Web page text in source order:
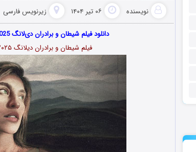
نویسنده ۰۶ تیر ۱۴۰۴ زیرنویس فارسی
دانلود فیلم شیطان و برادران دی‌لانگ The Devil and the Daylong Brothers 2025
فیلم شیطان و برادران دیلانگ ۲۰۲۵ با کیفیت 1080p & 720p & 480p